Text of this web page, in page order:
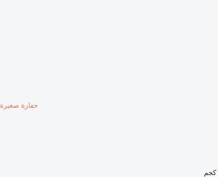
حفارة صغيرة Komatsu PC01